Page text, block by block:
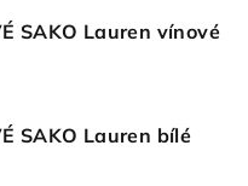
SAKO Lauren vínové
SAKO Lauren bílé